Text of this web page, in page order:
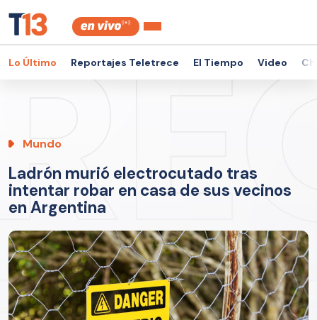
Lo Último Reportajes Teletrece El Tiempo Video
Mundo
Ladrón murió electrocutado tras
intentar robar en casa de sus vecinos
en Argentina